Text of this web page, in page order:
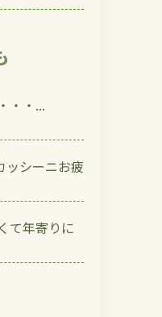
・・...
ッシーニお疲
て年寄りに